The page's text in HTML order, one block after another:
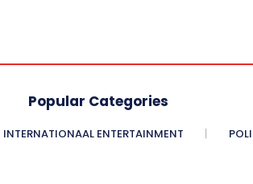
Popular Categories
INTERNATIONAAL ENTERTAINMENT